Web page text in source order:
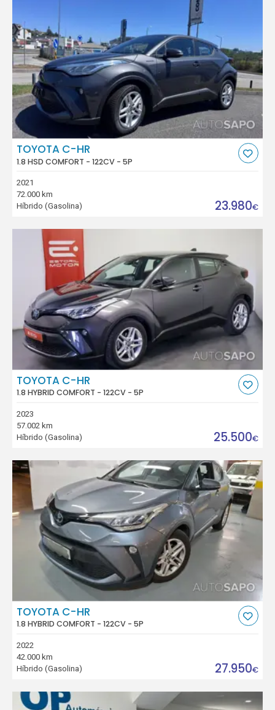
TOYOTA C-HR
1.8 HSD COMFORT - 122CV - 5P
2021
72.000 km
Híbrido (Gasolina)
23.980€
TOYOTA C-HR
1.8 HYBRID COMFORT - 122CV - 5P
2023
57.002 km
Híbrido (Gasolina)
25.500€
TOYOTA C-HR
1.8 HYBRID COMFORT - 122CV - 5P
2022
42.000 km
Híbrido (Gasolina)
27.950€